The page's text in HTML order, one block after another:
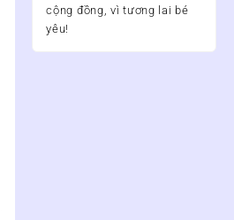
cộng đồng, vì tương lai bé
yêu!